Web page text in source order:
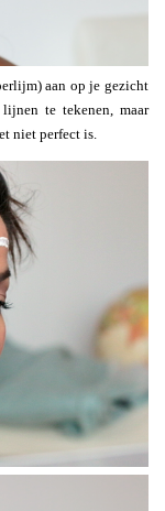
aan op je gezicht
te tekenen, maar
niet perfect is.